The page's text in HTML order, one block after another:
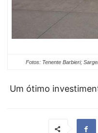
Fotos: Tenente Barbieri;
Um ótimo